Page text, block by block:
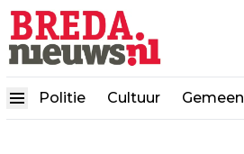
Politie Cultuur